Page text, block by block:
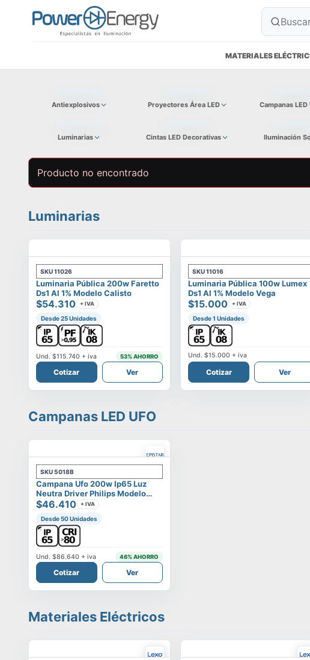
MATERIALES
Antiexplosivos Proyectores Área LED Campanas LED
Luminarias Cintas LED Decorativas Iluminación
Producto no encontrado
Luminarias
SKU11026
Luminaria Pública 200w Faretto
Ds1 Al 1% Modelo Calisto
$54.310 + IVA
Desde 25 Unidades
Und.$115.740 + iva 53% AHORRO
Cotizar Ver
SKU11016
Luminaria Pública 100w Lumex
Ds1 Al 1% Modelo Vega
$15.000 + IVA
Desde 1 Unidades
Und.$15.000 + iva
Cotizar Ver
Campanas LED UFO
SKU5018B
Campana Ufo 200w Ip65 Luz
Neutra Driver Philips Modelo
Eltanin
$46.410 + IVA
Desde 50 Unidades
Und.$86.640 + iva 46% AHORRO
Cotizar Ver
Materiales Eléctricos